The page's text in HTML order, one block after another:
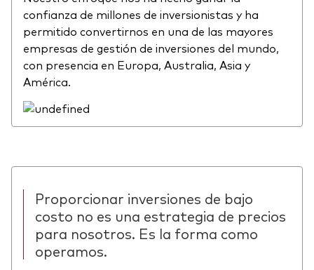
confianza de millones de inversionistas y ha
permitido convertirnos en una de las mayores
empresas de gestión de inversiones del mundo,
con presencia en Europa, Australia, Asia y
América.
Proporcionar inversiones de bajo
costo no es una estrategia de precios
para nosotros. Es la forma como
operamos.